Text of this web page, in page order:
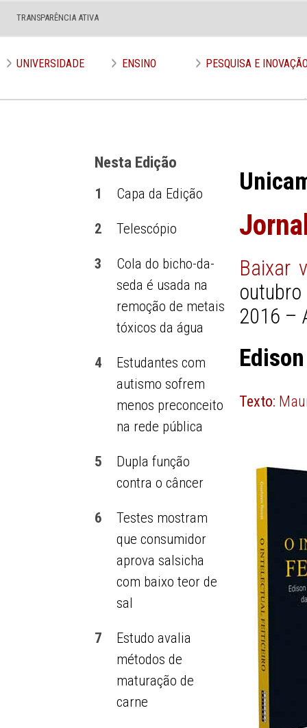
TRANSPARÊNCIA ATIVA
UNIVERSIDADE ENSINO PESQUISA E
Edição nº 673
Nesta Edição
1 Capa da Edição
2 Telescópio
3
Cola do bicho-da-
seda é usada na
remoção de metais
tóxicos da água
4
Estudantes com
autismo sofrem
menos preconceito
na rede pública
5
Dupla função
contra o câncer
6
Testes mostram
que consumidor
aprova salsicha
com baixo teor de
sal
7
Estudo avalia
métodos de
maturação de
carne
Baixar
2016 –
Texto: